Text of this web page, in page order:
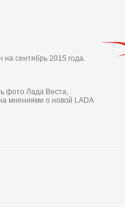
сентябрь 2015 года.
фото Лада Веста,
мнениями о новой LADA